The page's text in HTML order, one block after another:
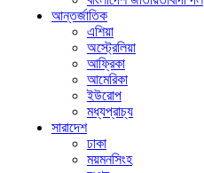
আন্তর্জাতিক
এশিয়া
অস্ট্রেলিয়া
আফ্রিকা
আমেরিকা
ইউরোপ
মধ্যপ্রাচ্য
সারাদেশ
ঢাকা
ময়মনসিংহ